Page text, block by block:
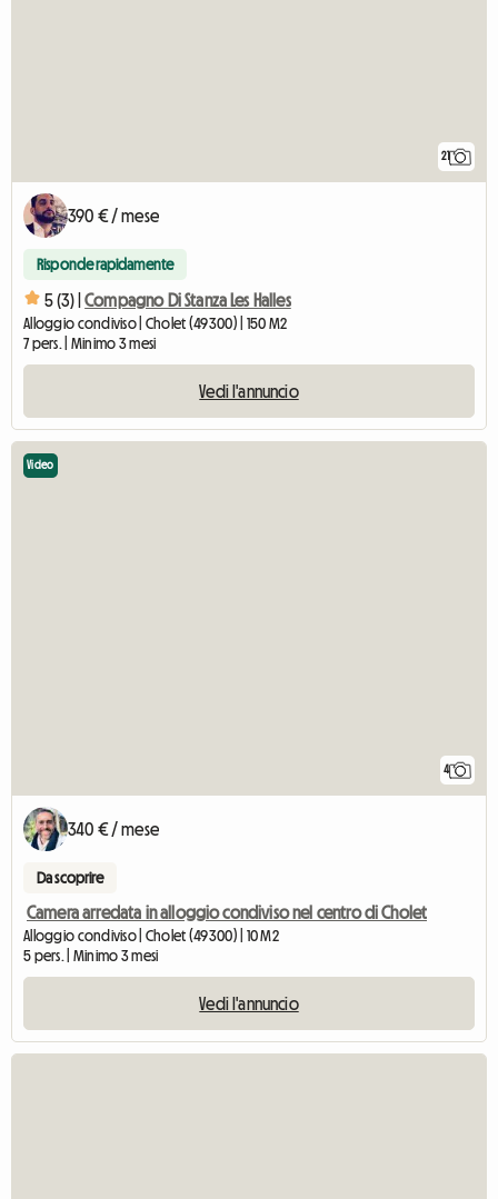
21
390 € / mese
Risponde rapidamente
5 (3) | Compagno Di Stanza Les Halles
Alloggio condiviso | Cholet (49300) | 150 M2
7 pers. | Minimo 3 mesi
Vedi l'annuncio
4
Video
340 € / mese
Da scoprire
Camera arredata in alloggio condiviso nel centro di Cholet
Alloggio condiviso | Cholet (49300) | 10 M2
5 pers. | Minimo 3 mesi
Vedi l'annuncio